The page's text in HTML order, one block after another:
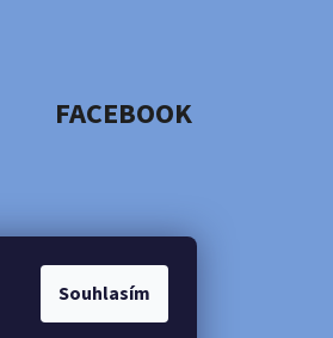
Souhlasím
FACEBOOK